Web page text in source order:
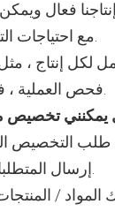
فعال
مع احتياجات التسليم الخاصة بك.
لكل إنتاج ،
فحص العملية ، فحص المنتج ، إلخ.
يمكنني تخصيص
طلب التخصيص
إرسال المتطلبات التفصيلية إلينا.
المواد /